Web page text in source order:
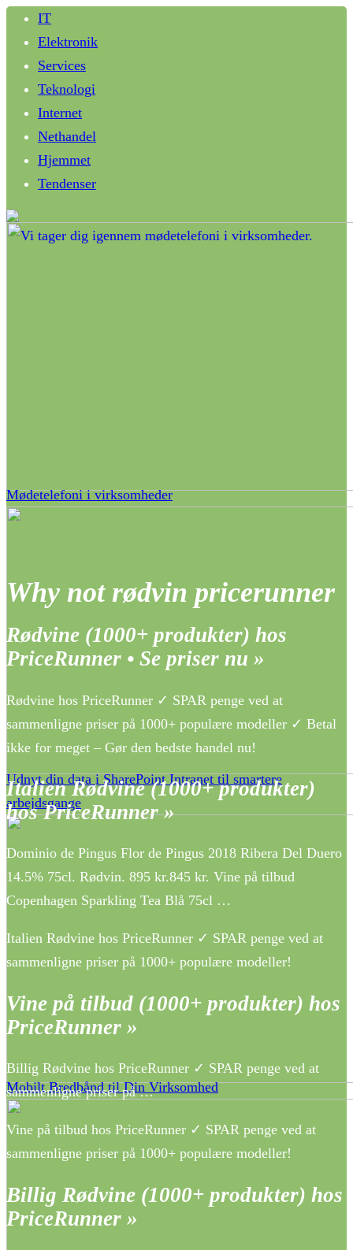
IT
Elektronik
Services
Teknologi
Internet
Nethandel
Hjemmet
Tendenser
Mødetelefoni i virksomheder
Udnyt din data i SharePoint Intranet til smartere
arbejdsgange
Mobilt Bredbånd til Din Virksomhed
Why not rødvin pricerunner
Rødvine (1000+ produkter) hos
PriceRunner • Se priser nu »
Rødvine hos PriceRunner ✓ SPAR penge ved at
sammenligne priser på 1000+ populære modeller ✓ Betal
ikke for meget – Gør den bedste handel nu!
Italien Rødvine (1000+ produkter)
hos PriceRunner »
Dominio de Pingus Flor de Pingus 2018 Ribera Del Duero
14.5% 75cl. Rødvin. 895 kr.845 kr. Vine på tilbud
Copenhagen Sparkling Tea Blå 75cl …
Italien Rødvine hos PriceRunner ✓ SPAR penge ved at
sammenligne priser på 1000+ populære modeller!
Vine på tilbud (1000+ produkter) hos
PriceRunner »
Billig Rødvine hos PriceRunner ✓ SPAR penge ved at
sammenligne priser på …
Vine på tilbud hos PriceRunner ✓ SPAR penge ved at
sammenligne priser på 1000+ populære modeller!
Billig Rødvine (1000+ produkter) hos
PriceRunner »